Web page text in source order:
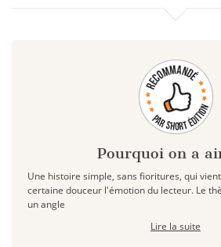
Pourquoi on a
Une histoire simple, sans fioritures, qui
certaine douceur l'émotion du lecteur. Le
un angle
Lire la suite